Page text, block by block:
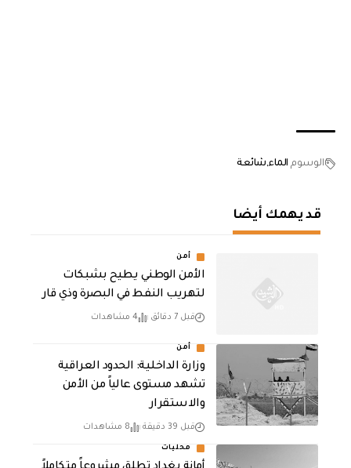
الوسوم الماء شائعة
قد يهمك أيضا
أمن
الأمن الوطني يطيح بشبكات
لتهريب النفط في البصرة وذي قار
قبل 7 دقائق 4 مشاهدات
أمن
وزارة الداخلية: الحدود العراقية
تشهد مستوى عالياً من الأمن
والاستقرار
قبل 39 دقيقة 8 مشاهدات
محليات